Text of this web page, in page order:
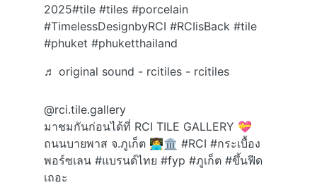
2025#tile #tiles #porcelain
#TimelessDesignbyRCI #RCIisBack #tile
#phuket #phuketthailand
♬ original sound - rcitiles - rcitiles
@rci.tile.gallery
มาชมกันก่อนได้ที่ RCI TILE GALLERY 💝
ถนนบายพาส จ.ภูเก็ต 👩‍💻🏛 #RCI #กระเบื้อง
พอร์ซเลน #แบรนด์ไทย #fyp #ภูเก็ต #ขึ้นฟีด
เถอะ